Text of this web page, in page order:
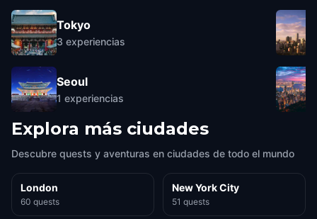
Tokyo
3 experiencias
Seoul
1 experiencias
Explora más ciudades
Descubre quests y aventuras en ciudades de todo el mundo
London
60 quests
New York City
51 quests